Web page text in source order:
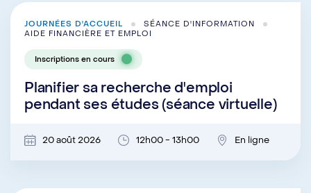
JOURNÉES D'ACCUEIL
SÉANCE D'INFORMATION
AIDE FINANCIÈRE ET EMPLOI
Inscriptions en cours
Planifier sa recherche d'emploi
pendant ses études (séance virtuelle)
20 août 2026 12h00 - 13h00 En ligne